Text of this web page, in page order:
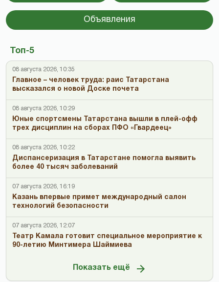
Объявления
Топ-5
08 августа 2026, 10:35
Главное – человек труда: раис Татарстана
высказался о новой Доске почета
08 августа 2026, 10:29
Юные спортсмены Татарстана вышли в плей-офф
трех дисциплин на сборах ПФО «Гвардеец»
08 августа 2026, 10:22
Диспансеризация в Татарстане помогла выявить
более 40 тысяч заболеваний
07 августа 2026, 16:19
Казань впервые примет международный салон
технологий безопасности
07 августа 2026, 12:07
Театр Камала готовит специальное мероприятие к
90-летию Минтимера Шаймиева
Показать ещё